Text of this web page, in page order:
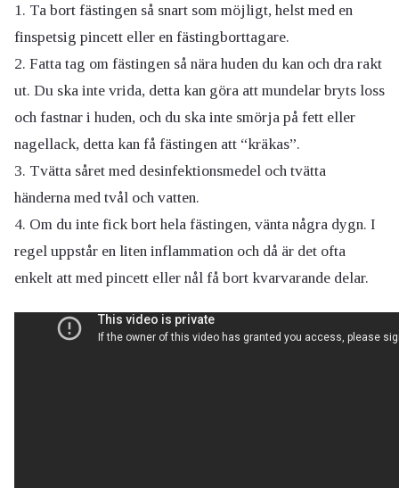
Ta bort fästingen så snart som möjligt, helst med en
finspetsig pincett eller en fästingborttagare.
Fatta tag om fästingen så nära huden du kan och dra rakt
ut. Du ska inte vrida, detta kan göra att mundelar bryts loss
och fastnar i huden, och du ska inte smörja på fett eller
nagellack, detta kan få fästingen att “kräkas”.
Tvätta såret med desinfektionsmedel och tvätta
händerna med tvål och vatten.
Om du inte fick bort hela fästingen, vänta några dygn. I
regel uppstår en liten inflammation och då är det ofta
enkelt att med pincett eller nål få bort kvarvarande delar.